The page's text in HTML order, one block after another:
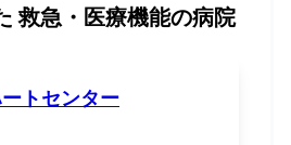
救急・医療機能の病院
トセンター